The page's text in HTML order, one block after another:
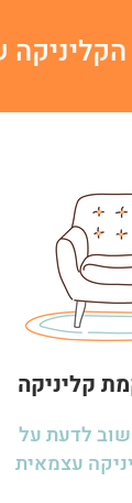
קליניקה
לדעת על
עצמאית